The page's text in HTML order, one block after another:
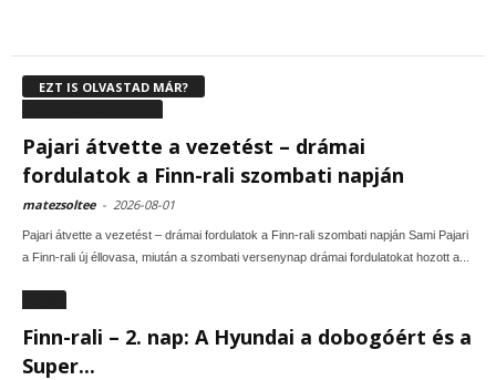
EZT IS OLVASTAD MÁR?
Pajari átvette a vezetést – drámai
fordulatok a Finn-rali szombati napján
matezsoltee - 2026-08-01
Pajari átvette a vezetést – drámai fordulatok a Finn-rali szombati napján Sami Pajari
a Finn-rali új éllovasa, miután a szombati versenynap drámai fordulatokat hozott a...
Finn-rali – 2. nap: A Hyundai a dobogóért és a
Super...